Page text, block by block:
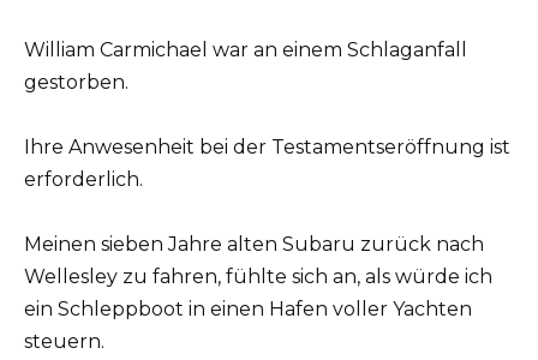
William Carmichael war an einem Schlaganfall
gestorben.
Ihre Anwesenheit bei der Testamentseröffnung ist
erforderlich.
Meinen sieben Jahre alten Subaru zurück nach
Wellesley zu fahren, fühlte sich an, als würde ich
ein Schleppboot in einen Hafen voller Yachten
steuern.